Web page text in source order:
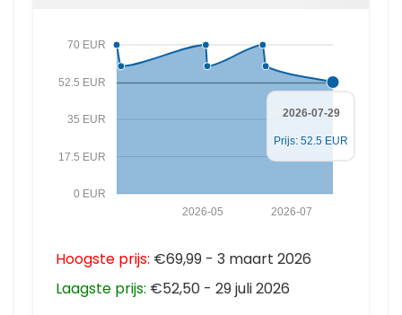
0 EUR
17.5 EUR
35 EUR
52.5 EUR
70 EUR
2026-07
2026-05
2026-07-29
Prijs: 52.5 EUR
Hoogste prijs: €69,99 - 3 maart 2026
Laagste prijs: €52,50 - 29 juli 2026